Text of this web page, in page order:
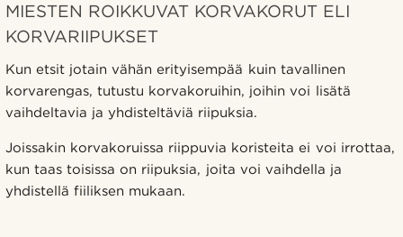
MIESTEN ROIKKUVAT KORVAKORUT ELI
KORVARIIPUKSET
Kun etsit jotain vähän erityisempää kuin tavallinen
korvarengas, tutustu korvakoruihin, joihin voi lisätä
vaihdeltavia ja yhdisteltäviä riipuksia.
Joissakin korvakoruissa riippuvia koristeita ei voi irrottaa,
kun taas toisissa on riipuksia, joita voi vaihdella ja
yhdistellä fiiliksen mukaan.